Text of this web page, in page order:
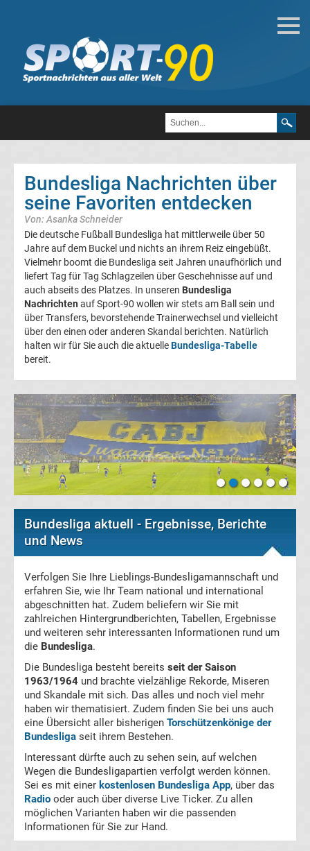
Fußball
Bundesliga
3.
Liga
DFB-
Pokal
Champions
League
Europa
League
Europa
League
Premier
League
La
Liga
Serie
A
Türk.
Süper
Bundesliga Nachrichten über
seine Favoriten entdecken
Von: Asanka Schneider
Die deutsche Fußball Bundesliga hat mittlerweile über 50
Jahre auf dem Buckel und nichts an ihrem Reiz eingebüßt.
Vielmehr boomt die Bundesliga seit Jahren unaufhörlich und
liefert Tag für Tag Schlagzeilen über Geschehnisse auf und
auch abseits des Platzes. In unseren Bundesliga
Nachrichten auf Sport-90 wollen wir stets am Ball sein und
über Transfers, bevorstehende Trainerwechsel und vielleicht
über den einen oder anderen Skandal berichten. Natürlich
halten wir für Sie auch die aktuelleBundesliga-Tabelle
bereit.
Bundesliga aktuell - Ergebnisse, Berichte
und News
Verfolgen Sie Ihre Lieblings-Bundesligamannschaft und
erfahren Sie, wie Ihr Team national und international
abgeschnitten hat. Zudem beliefern wir Sie mit
zahlreichen Hintergrundberichten, Tabellen, Ergebnisse
und weiteren sehr interessanten Informationen rund um
die Bundesliga.
Die Bundesliga besteht bereits seit der Saison
1963/1964 und brachte vielzählige Rekorde, Miseren
und Skandale mit sich. Das alles und noch viel mehr
haben wir thematisiert. Zudem finden Sie bei uns auch
eine Übersicht aller bisherigen Torschützenkönige der
Bundesliga seit ihrem Bestehen.
Interessant dürfte auch zu sehen sein, auf welchen
Wegen die Bundesligapartien verfolgt werden können.
Sei es mit einer kostenlosen Bundesliga App, über das
Radio oder auch über diverse Live Ticker. Zu allen
möglichen Varianten haben wir die passenden
Informationen für Sie zur Hand.